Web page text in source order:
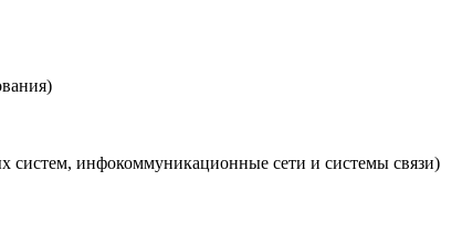
инфокоммуникационные сети и системы связи)